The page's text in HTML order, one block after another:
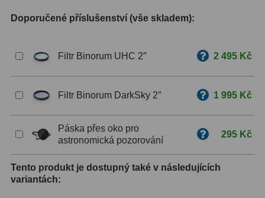
ZOOM12
Ostatní30
Měsíční a Polarizační
Doporučené příslušenství (vše skladem):
Filtr Binorum UHC 2″ 2 495 Kč
Filtr Binorum DarkSky 2″ 1 995 Kč
Páska přes oko pro
astronomická pozorování
295 Kč
Tento produkt je dostupný také v následujících
variantách: